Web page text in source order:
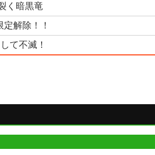
く暗黒竜
解除！！
て不滅！